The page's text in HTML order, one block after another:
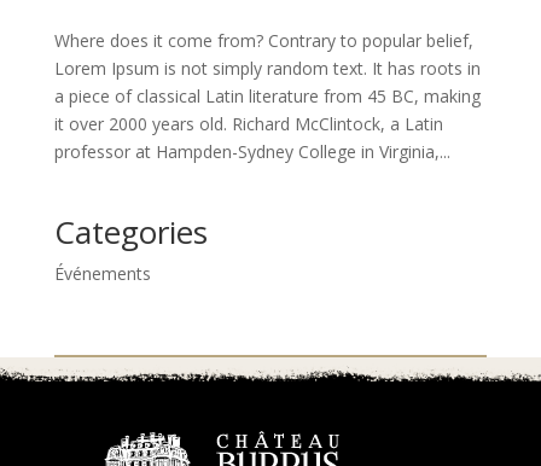
Where does it come from? Contrary to popular belief,
Lorem Ipsum is not simply random text. It has roots in
a piece of classical Latin literature from 45 BC, making
it over 2000 years old. Richard McClintock, a Latin
professor at Hampden-Sydney College in Virginia,...
Categories
Événements